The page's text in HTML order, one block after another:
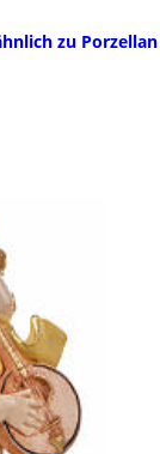
zu Porzellan